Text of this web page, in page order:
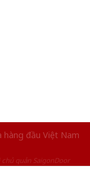
đầu Việt Nam
quản SaigonDoor